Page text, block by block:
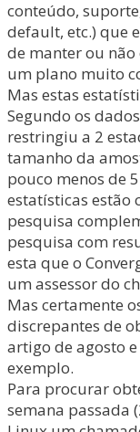
conteúdo,
default, etc.) que
de manter ou
um plano muito
Mas estas
Segundo os
restringiu a 2
tamanho da
pouco menos de
estatísticas estão
pesquisa
pesquisa com
esta que o
um assessor do
Mas certamente
discrepantes de
artigo de agosto
exemplo.
Para procurar
semana passada